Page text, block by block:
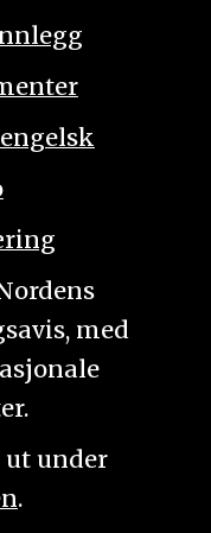
med
ut under
.